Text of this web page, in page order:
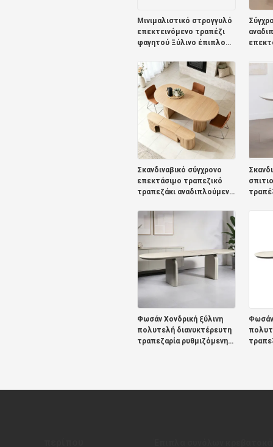
Μινιμαλιστικό στρογγυλό
επεκτεινόμενο τραπέζι
φαγητού Ξύλινο έπιπλο
εξοικονόμηση χώρου στο
σπίτι Μοντέρνα
πτυσσόμενη τραπεζαρία
Σκανδιναβικό σύγχρονο
επεκτάσιμο τραπεζικό
τραπεζάκι αναδιπλούμενο
τραπεζαρίας
μινιμαλιστικό στρώμα
αναδιπλούμενου
τραπεζικού τραπεζιού
από στερεό ξύλο
Φωσάν Χονδρική ξύλινη
πολυτελή διανυκτέρευτη
τραπεζαρία ρυθμιζόμενη
Φωσάν